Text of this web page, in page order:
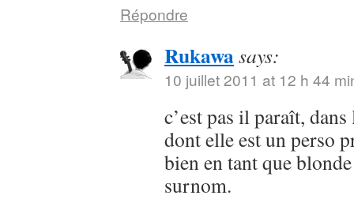
Répondre
Rukawasays:
10 juillet 2011 at 12 h 44
c’est pas il paraît,
dont elle est un perso
bien en tant que
surnom.